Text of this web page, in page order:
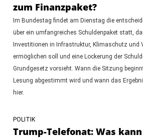
zum Finanzpaket?
Im Bundestag findet am Dienstag die
über ein umfangreiches Schuldenpaket statt,
Investitionen in Infrastruktur, Klimaschutz und
ermöglichen soll und eine Lockerung der
Grundgesetz vorsieht. Wann die Sitzung
Lesung abgestimmt wird und wann das
hier.
POLITIK
Trump-Telefonat: Was